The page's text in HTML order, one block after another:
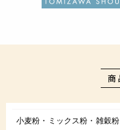
小麦粉・ミックス粉・雑穀粉